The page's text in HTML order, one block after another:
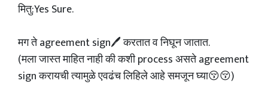
मितु:Yes Sure.
मग ते agreement sign🖊️ करतात व निघून जातात.
(मला जास्त माहित नाही की कशी process असते agreement
sign करायची त्यामुळे एवढंच लिहिले आहे समजून घ्या😚😚)